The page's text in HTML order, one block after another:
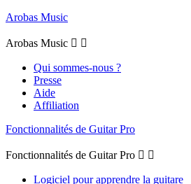
Arobas Music
Arobas Music  
Qui sommes-nous ?
Presse
Aide
Affiliation
Fonctionnalités de Guitar Pro
Fonctionnalités de Guitar Pro  
Logiciel pour apprendre la guitare